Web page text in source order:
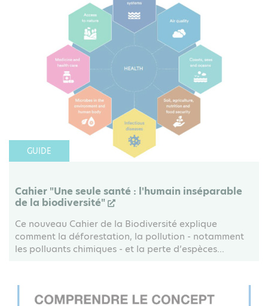
GUIDE
Cahier "Une seule santé : l'humain inséparable
de la biodiversité"
Ce nouveau Cahier de la Biodiversité explique
comment la déforestation, la pollution - notamment
les polluants chimiques - et la perte d’espèces...